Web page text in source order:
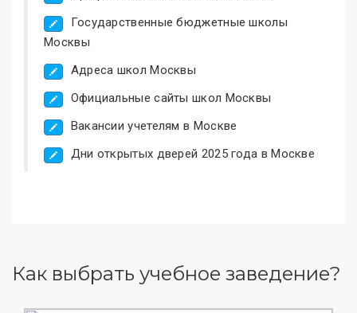
Государственные бюджетные школы
Москвы
Адреса школ Москвы
Официальные сайты школ Москвы
Вакансии учетелям в Москве
Дни открытых дверей 2025 года в Москве
Как выбрать учебное заведение?